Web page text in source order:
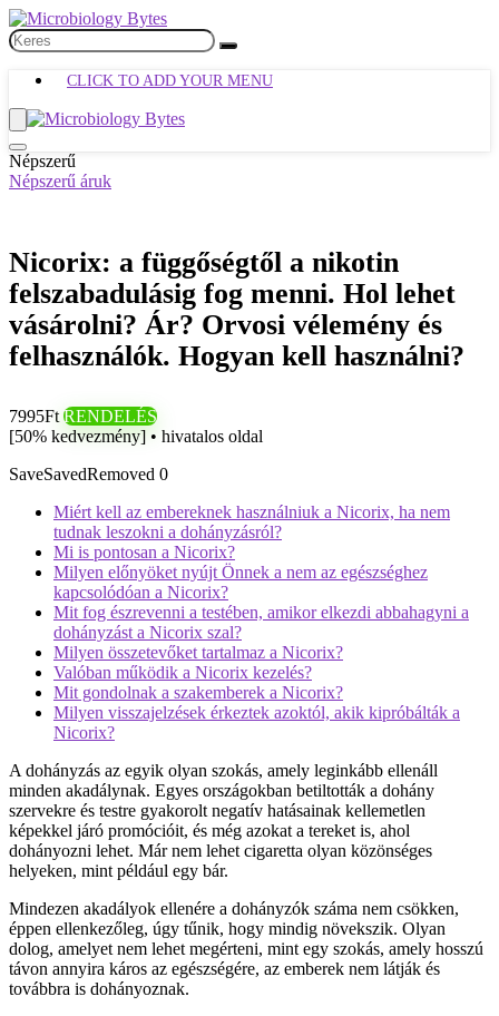
CLICK TO ADD YOUR MENU
Népszerű
Népszerű áruk
Nicorix: a függőségtől a nikotin
felszabadulásig fog menni. Hol lehet
vásárolni? Ár? Orvosi vélemény és
felhasználók. Hogyan kell használni?
7995Ft RENDELÉS
[50% kedvezmény] • hivatalos oldal
SaveSavedRemoved 0
Miért kell az embereknek használniuk a Nicorix, ha nem
tudnak leszokni a dohányzásról?
Mi is pontosan a Nicorix?
Milyen előnyöket nyújt Önnek a nem az egészséghez
kapcsolódóan a Nicorix?
Mit fog észrevenni a testében, amikor elkezdi abbahagyni a
dohányzást a Nicorix szal?
Milyen összetevőket tartalmaz a Nicorix?
Valóban működik a Nicorix kezelés?
Mit gondolnak a szakemberek a Nicorix?
Milyen visszajelzések érkeztek azoktól, akik kipróbálták a
Nicorix?
A dohányzás az egyik olyan szokás, amely leginkább ellenáll
minden akadálynak. Egyes országokban betiltották a dohány
szervekre és testre gyakorolt ​​negatív hatásainak kellemetlen
képekkel járó promócióit, és még azokat a tereket is, ahol
dohányozni lehet. Már nem lehet cigaretta olyan közönséges
helyeken, mint például egy bár.
Mindezen akadályok ellenére a dohányzók száma nem csökken,
éppen ellenkezőleg, úgy tűnik, hogy mindig növekszik. Olyan
dolog, amelyet nem lehet megérteni, mint egy szokás, amely hosszú
távon annyira káros az egészségére, az emberek nem látják és
továbbra is dohányoznak.